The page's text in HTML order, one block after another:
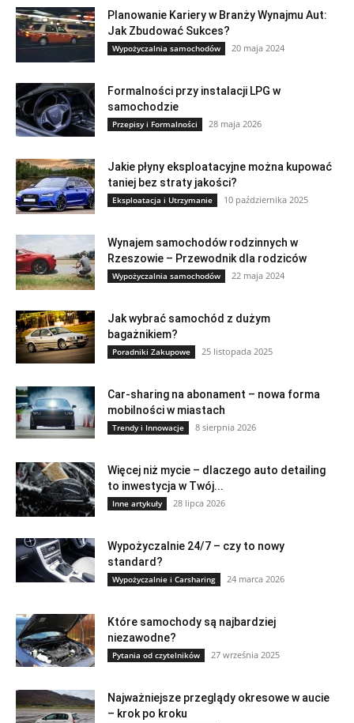
Planowanie Kariery w Branży Wynajmu Aut:
Jak Zbudować Sukces?
Wypożyczalnia samochodów 20 maja 2024
Formalności przy instalacji LPG w
samochodzie
Przepisy i Formalności 28 maja 2026
Jakie płyny eksploatacyjne można kupować
taniej bez straty jakości?
Eksploatacja i Utrzymanie 10 października 2025
Wynajem samochodów rodzinnych w
Rzeszowie – Przewodnik dla rodziców
Wypożyczalnia samochodów 22 maja 2024
Jak wybrać samochód z dużym
bagażnikiem?
Poradniki Zakupowe 25 listopada 2025
Car-sharing na abonament – nowa forma
mobilności w miastach
Trendy i Innowacje 8 sierpnia 2026
Więcej niż mycie – dlaczego auto detailing
to inwestycja w Twój...
Inne artykuły 28 lipca 2026
Wypożyczalnie 24/7 – czy to nowy
standard?
Wypożyczalnie i Carsharing 24 marca 2026
Które samochody są najbardziej
niezawodne?
Pytania od czytelników 27 września 2025
Najważniejsze przeglądy okresowe w aucie
– krok po kroku